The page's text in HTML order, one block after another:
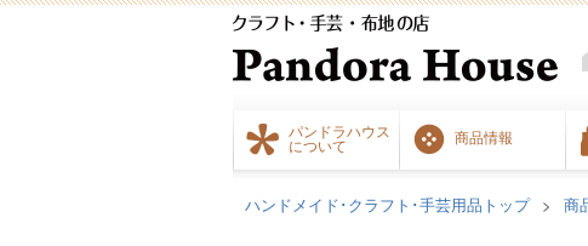
パンドラハウス
について
商品情報
ハンドメイド･クラフト･手芸用品トップ 商